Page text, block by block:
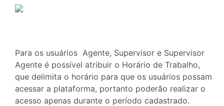
Para os usuários Agente, Supervisor e Supervisor
Agente é possível atribuir o Horário de Trabalho,
que delimita o horário para que os usuários possam
acessar a plataforma, portanto poderão realizar o
acesso apenas durante o período cadastrado.